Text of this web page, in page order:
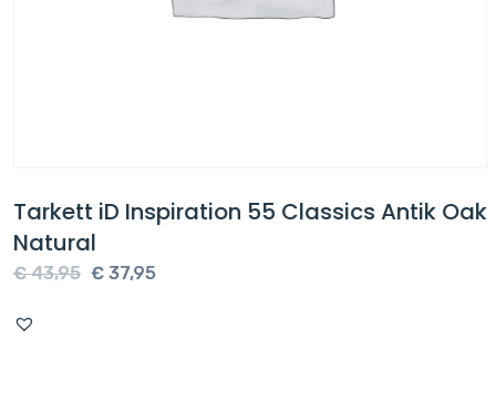
Tarkett iD Inspiration 55 Classics Antik Oak
Natural
€43,95 Oorspronkelijke
€37,95Huidige